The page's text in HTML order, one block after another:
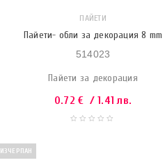
ПАЙЕТИ
Пайети- обли за декорация 8 mm
514023
Пайети за декорация
0.72€ / 1.41 лв.
ИЗЧЕРПАН